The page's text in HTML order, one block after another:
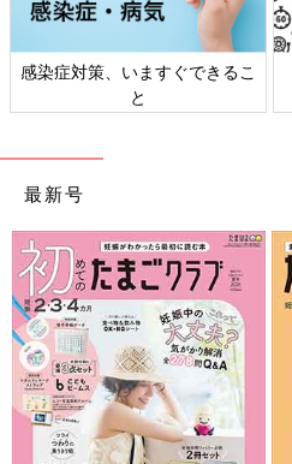
感染症対策、いますぐできるこ
と
最新号